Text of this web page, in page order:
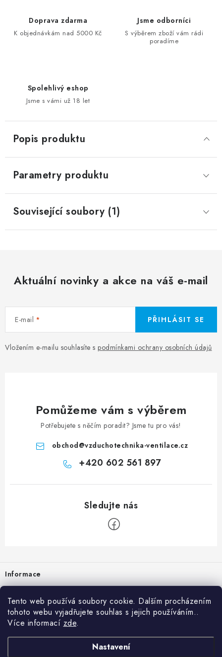
Tento web používá soubory cookie. Dalším procházením
tohoto webu vyjadřujete souhlas s jejich používáním..
Více informací zde.
Nastavení
Doprava zdarma
K objednávkám nad 5000 Kč
Jsme odborníci
S výběrem zboží vám rádi
poradíme
Spolehlivý eshop
Jsme s vámi už 18 let
Popis produktu
Parametry produktu
Související soubory (1)
Aktuální novinky a akce na váš e-mail
E-mail
Vložením e-mailu souhlasíte s podmínkami ochrany osobních údajů
PŘIHLÁSIT SE
Pomůžeme vám s výběrem
Potřebujete s něčím poradit? Jsme tu pro vás!
obchod@vzduchotechnika-ventilace.cz
+420 602 561 897
Informace
Prodejna
Rady a tipy